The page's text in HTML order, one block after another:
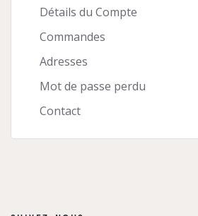
Détails du Compte
Commandes
Adresses
Mot de passe perdu
Contact